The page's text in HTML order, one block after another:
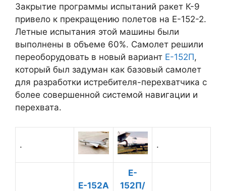
Закрытие программы испытаний ракет К-9
привело к прекращению полетов на Е-152-2.
Летные испытания этой машины были
выполнены в объеме 60%. Самолет решили
переоборудовать в новый вариант Е-152П,
который был задуман как базовый самолет
для разработки истребителя-перехватчика с
более совершенной системой навигации и
перехвата.
. .
Е-152А
E-
152П/